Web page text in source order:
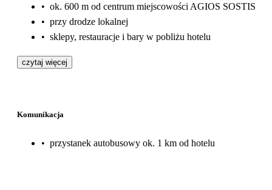
• ok. 600 m od centrum miejscowości AGIOS SOSTIS
• przy drodze lokalnej
• sklepy, restauracje i bary w pobliżu hotelu
czytaj więcej
Komunikacja
• przystanek autobusowy ok. 1 km od hotelu